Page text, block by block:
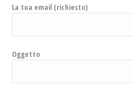
La tua email (richiesto)
Oggetto